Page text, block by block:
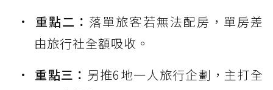
重點二： 落單旅客若無法配房，單房差
由旅行社全額吸收。
重點三： 另推6地一人旅行企劃，主打全